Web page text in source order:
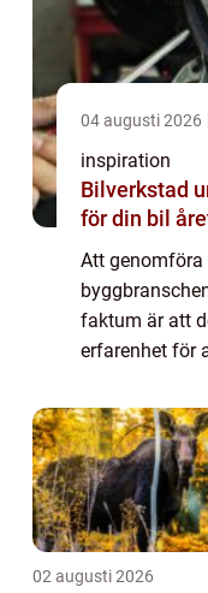
04 augusti 2026
inspiration
Bilverkstad umeå så hittar
för din bil
Att
faktum är att
erfarenhet för
n&a...
02 augusti 2026